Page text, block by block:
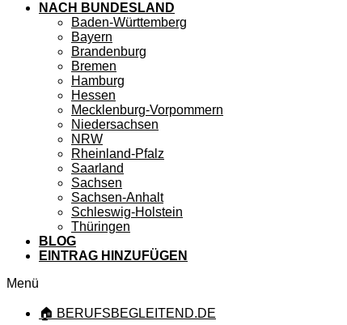
NACH BUNDESLAND
Baden-Württemberg
Bayern
Brandenburg
Bremen
Hamburg
Hessen
Mecklenburg-Vorpommern
Niedersachsen
NRW
Rheinland-Pfalz
Saarland
Sachsen
Sachsen-Anhalt
Schleswig-Holstein
Thüringen
BLOG
EINTRAG HINZUFÜGEN
Menü
🏠 BERUFSBEGLEITEND.DE